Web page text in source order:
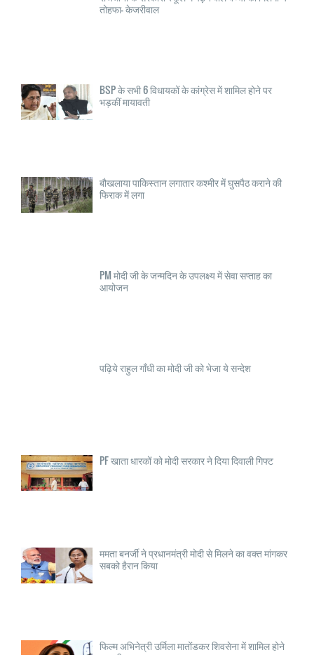
तोहफा- केजरीवाल
BSP के सभी 6 विधायकों के कांग्रेस में शामिल होने पर
भड़कीं मायावती
बौखलाया पाकिस्तान लगातार कश्मीर में घुसपैठ कराने की
फिराक में लगा
PM मोदी जी के जन्मदिन के उपलक्ष्य में सेवा सप्ताह का
आयोजन
पढ़िये राहुल गाँधी का मोदी जी को भेजा ये सन्देश
PF खाता धारकों को मोदी सरकार ने दिया दिवाली गिफ्ट
ममता बनर्जी ने प्रधानमंत्री मोदी से मिलने का वक्त मांगकर
सबको हैरान किया
फिल्म अभिनेत्री उर्मिला मातोंडकर शिवसेना में शामिल होने